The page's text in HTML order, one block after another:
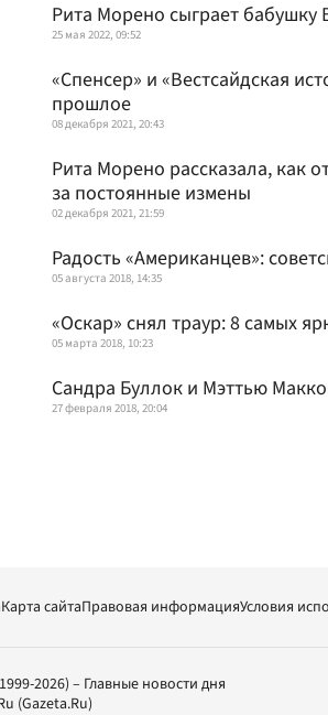
Рита Морено сыграет бабушку
25 мая 2022, 09:52
«Спенсер» и «Вестсайдская
прошлое
08 декабря 2021, 20:43
Рита Морено рассказала, как
за постоянные измены
02 декабря 2021, 21:59
Радость «Американцев»:
05 августа 2018, 14:35
«Оскар» снял траур: 8 самых
05 марта 2018, 10:23
Сандра Буллок и Мэттью
27 февраля 2018, 20:04
Карта сайтаПравовая информацияУсловия
2026) – Главные новости дня
(Gazeta.Ru)